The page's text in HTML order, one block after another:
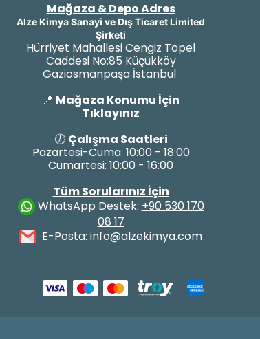
Mağaza & Depo Adres
Alze Kimya Sanayi ve Dış Ticaret Limited
Şirketi
Hürriyet Mahallesi Cengiz Topel
Caddesi No:85 Küçükköy
Gaziosmanpaşa İstanbul
📍 Mağaza Konumu İçin
Tıklayınız
🕖 Çalışma Saatleri
Pazartesi-Cuma: 10:00 - 18:00
Cumartesi: 10:00 - 16:00
Tüm Sorularınız İçin
WhatsApp Destek: +90 530 170
08 17
E-Posta: info@alzekimya.com